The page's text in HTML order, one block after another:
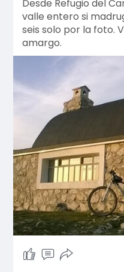
Desde Refugio del
valle entero si
seis solo por la foto.
amargo.